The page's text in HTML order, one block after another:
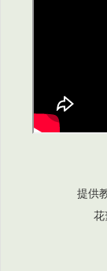
提供
花